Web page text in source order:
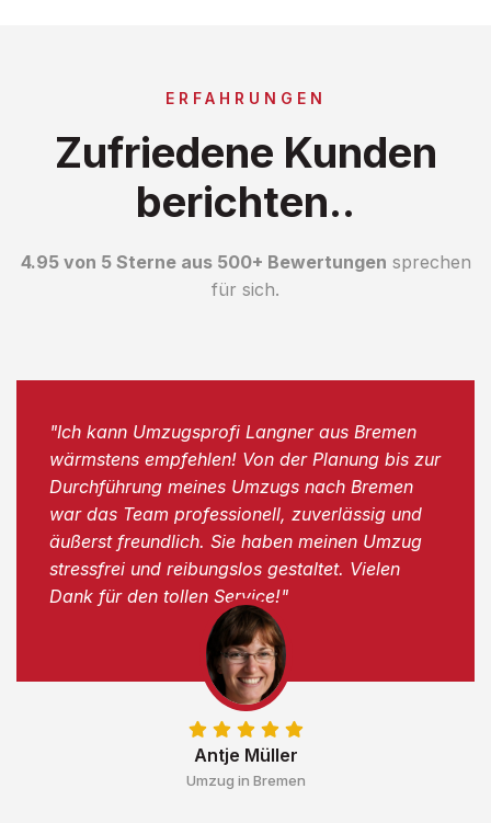
ERFAHRUNGEN
Zufriedene Kunden
berichten..
4.95 von 5 Sterne aus 500+ Bewertungen sprechen
für sich.
Antje Müller
Umzug in Bremen
"Ich kann Umzugsprofi Langner aus Bremen
wärmstens empfehlen! Von der Planung bis zur
Durchführung meines Umzugs nach Bremen
war das Team professionell, zuverlässig und
äußerst freundlich. Sie haben meinen Umzug
stressfrei und reibungslos gestaltet. Vielen
Dank für den tollen Service!"